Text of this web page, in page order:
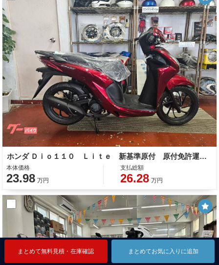
まとめて無料見積・在庫確認 まとめてお気に入りに追加
まとめて無料見積・在庫確認 まとめてお気に入りに追加
ホンダ Ｄｉｏ１１０ Ｌｉｔｅ 新基準原付 原付免許運転可能
本体価格
23.98 万円
支払総額
26.28 万円
まとめて無料見積・在庫確認 まとめてお気に入りに追加